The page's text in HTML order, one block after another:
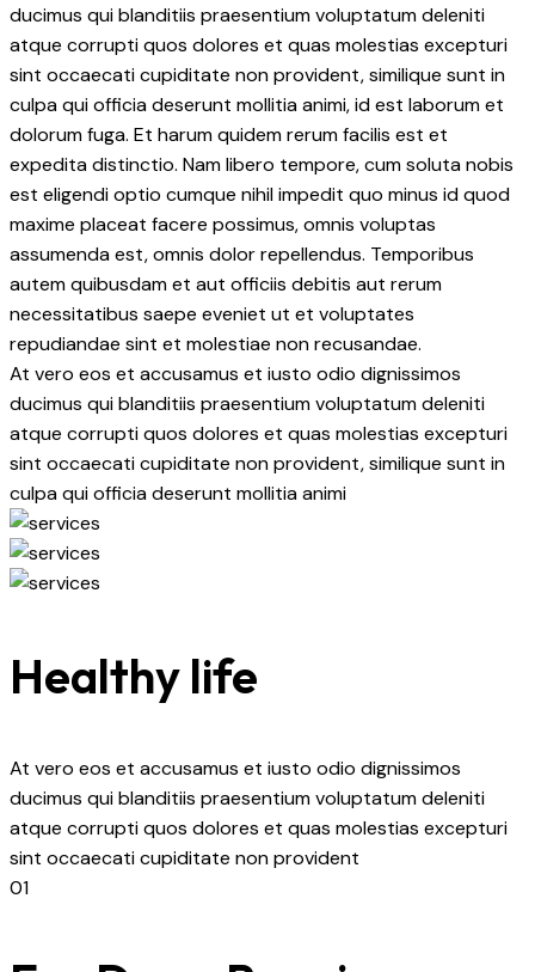
ducimus qui blanditiis praesentium voluptatum deleniti
atque corrupti quos dolores et quas molestias excepturi
sint occaecati cupiditate non provident, similique sunt in
culpa qui officia deserunt mollitia animi, id est laborum et
dolorum fuga. Et harum quidem rerum facilis est et
expedita distinctio. Nam libero tempore, cum soluta nobis
est eligendi optio cumque nihil impedit quo minus id quod
maxime placeat facere possimus, omnis voluptas
assumenda est, omnis dolor repellendus. Temporibus
autem quibusdam et aut officiis debitis aut rerum
necessitatibus saepe eveniet ut et voluptates
repudiandae sint et molestiae non recusandae.
At vero eos et accusamus et iusto odio dignissimos
ducimus qui blanditiis praesentium voluptatum deleniti
atque corrupti quos dolores et quas molestias excepturi
sint occaecati cupiditate non provident, similique sunt in
culpa qui officia deserunt mollitia animi
Healthy life
At vero eos et accusamus et iusto odio dignissimos
ducimus qui blanditiis praesentium voluptatum deleniti
atque corrupti quos dolores et quas molestias excepturi
sint occaecati cupiditate non provident
01